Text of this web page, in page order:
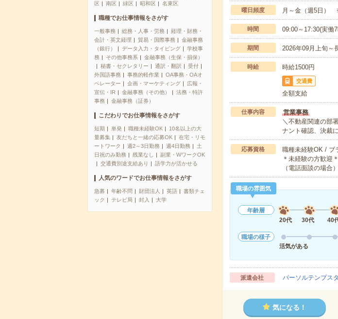
区
南区 緑区 昭和区 名東区
職種でお仕事情報をさがす
一般事務 総務・人事・労務
経理・財務・
会計・英文経理
貿易・国際事務
金融事務
（銀行）
データ入力・タイピング
学校事
務
その他事務系
金融事務（生保・損保）
秘書・セクレタリー
通訳・翻訳
受付
外国語事務
事務的軽作業
OA事務・OAオ
ペレーター
企画・マーケティング
広報・
宣伝・IR
金融事務（その他）
法務・特許
事務
金融事務（証券）
こだわりでお仕事情報をさがす
短期 単発 職種未経験OK
10名以上の大
量募集
友だちと一緒の応募OK
在宅・リモ
ートワーク
週2～3日勤務 週4日勤務
土
日祝のみ勤務
残業なし
副業・WワークOK
交通費別途支給あり
語学力が活かせる
人気のワードでお仕事情報をさがす
急募 年齢不問 財団法人 英語
書類チェ
ック
テレビ局 封入 大学
曜日頻度 月～金（週5日）
時間 09:00～17:30(実
期間 2026年09月上旬
時給 時給1500円
交通費
全額支給
仕事内容
営業事務
＼不動産関連の部
ナント確認、決裁
応募資格
職種未経験OK / ブ
＊未経験の方歓迎
（電話面談の場合
職場の雰囲気
年齢層
20代
30代 40
職場の様子
活気がある
派遣会社 パーソルテンプス
気になる！